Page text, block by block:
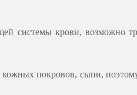
системы крови, возможно
покровов, сыпи,